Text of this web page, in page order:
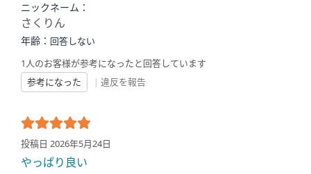
ニックネーム：
さくりん
年齢： 回答しない
1人のお客様が参考になったと回答しています
参考になった
| 違反を報告
投稿日 2026年5月24日
やっぱり良い